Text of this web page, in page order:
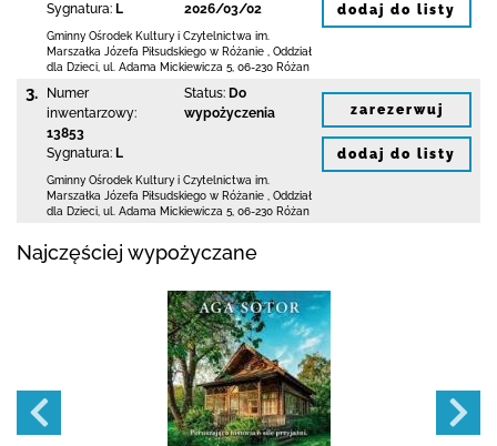
Sygnatura: L
2026/03/02
Gminny Ośrodek Kultury i Czytelnictwa im.
Marszałka Józefa Piłsudskiego w Różanie
Oddział
dla Dzieci, ul. Adama Mickiewicza 5 06-230 Różan
dodaj do listy
3.
Numer
inwentarzowy:
13853
Sygnatura: L
Status: Do
wypożyczenia
Gminny Ośrodek Kultury i Czytelnictwa im.
Marszałka Józefa Piłsudskiego w Różanie
Oddział
dla Dzieci, ul. Adama Mickiewicza 5 06-230 Różan
zarezerwuj
dodaj do listy
Najczęściej wypożyczane